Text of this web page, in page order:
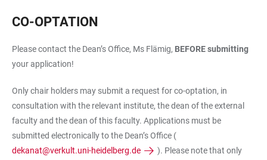
CO-OPTATION
Please contact the Dean’s Office, Ms Flämig, BEFORE submitting
your application!
Only chair holders may submit a request for co-optation, in
consultation with the relevant institute, the dean of the external
faculty and the dean of this faculty. Applications must be
submitted electronically to the Dean’s Office (
dekanat@verkult.uni-heidelberg.de
). Please note that only